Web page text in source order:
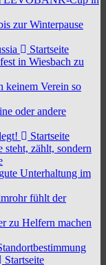
zur Winterpause
Startseite
in Wiesbach zu
keinem Verein so
oder andere
Startseite
zählt, sondern
Unterhaltung im
fühlt der
zu Helfern machen
Startseite